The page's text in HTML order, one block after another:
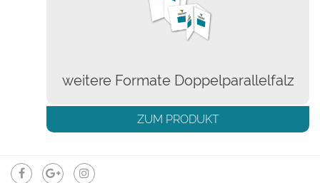
weitere Formate Doppelparallelfalz
ZUM PRODUKT